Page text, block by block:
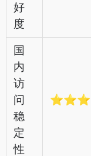
好
度
国
内
访
问
稳
定
性